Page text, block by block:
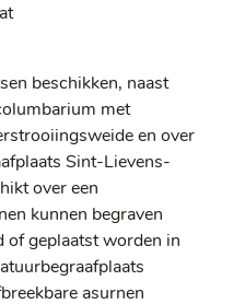
beschikken, naast
met
en over
Sint-Lievens-
over een
kunnen begraven
of geplaatst worden in
asurnen